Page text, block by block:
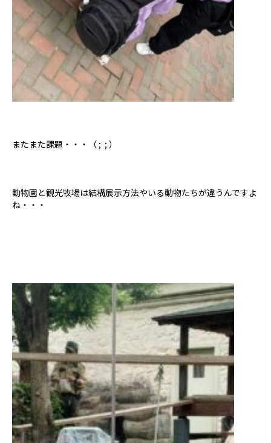
またまた課題・・・（ ; ; ）
動物園と観光牧場は結構展示方法やいる動物たちが違うんですよ
ね・・・